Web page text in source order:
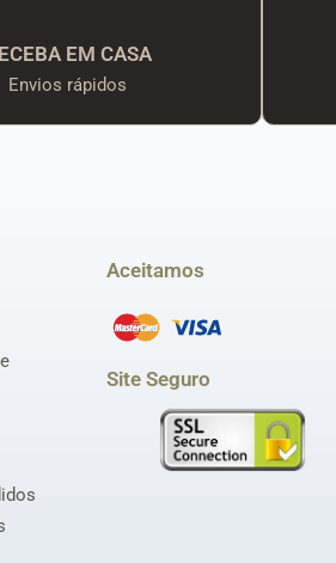
EM CASA
Envios rápidos
Aceitamos
Site Seguro